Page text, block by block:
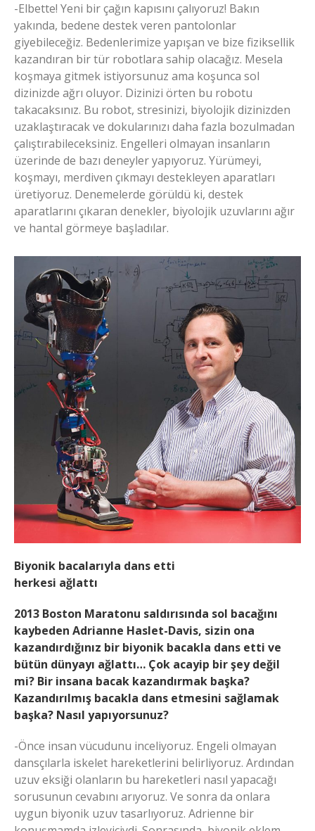
-Elbette! Yeni bir çağın kapısını çalıyoruz! Bakın
yakında, bedene destek veren pantolonlar
giyebileceğiz. Bedenlerimize yapışan ve bize fiziksellik
kazandıran bir tür robotlara sahip olacağız. Mesela
koşmaya gitmek istiyorsunuz ama koşunca sol
dizinizde ağrı oluyor. Dizinizi örten bu robotu
takacaksınız. Bu robot, stresinizi, biyolojik dizinizden
uzaklaştıracak ve dokularınızı daha fazla bozulmadan
çalıştırabileceksiniz. Engelleri olmayan insanların
üzerinde de bazı deneyler yapıyoruz. Yürümeyi,
koşmayı, merdiven çıkmayı destekleyen aparatları
üretiyoruz. Denemelerde görüldü ki, destek
aparatlarını çıkaran denekler, biyolojik uzuvlarını ağır
ve hantal görmeye başladılar.
Biyonik bacalarıyla dans etti
herkesi ağlattı
2013 Boston Maratonu saldırısında sol bacağını
kaybeden Adrianne Haslet-Davis, sizin ona
kazandırdığınız bir biyonik bacakla dans etti ve
bütün dünyayı ağlattı… Çok acayip bir şey değil
mi? Bir insana bacak kazandırmak başka?
Kazandırılmış bacakla dans etmesini sağlamak
başka? Nasıl yapıyorsunuz?
-Önce insan vücudunu inceliyoruz. Engeli olmayan
dansçılarla iskelet hareketlerini belirliyoruz. Ardından
uzuv eksiği olanların bu hareketleri nasıl yapacağı
sorusunun cevabını arıyoruz. Ve sonra da onlara
uygun biyonik uzuv tasarlıyoruz. Adrienne bir